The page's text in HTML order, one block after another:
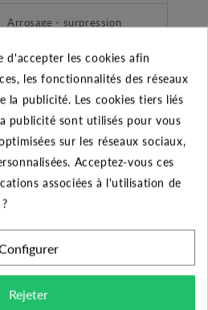
Arrosage - surpression
Femelle taraudé
Groupe de surpression-
réservoir à vessie
+40°C
d'accepter les cookies afin
les fonctionnalités des réseaux
la publicité. Les cookies tiers liés
publicité sont utilisés pour vous
sur les réseaux sociaux,
Acceptez-vous ces
associées à l'utilisation de
Rejeter